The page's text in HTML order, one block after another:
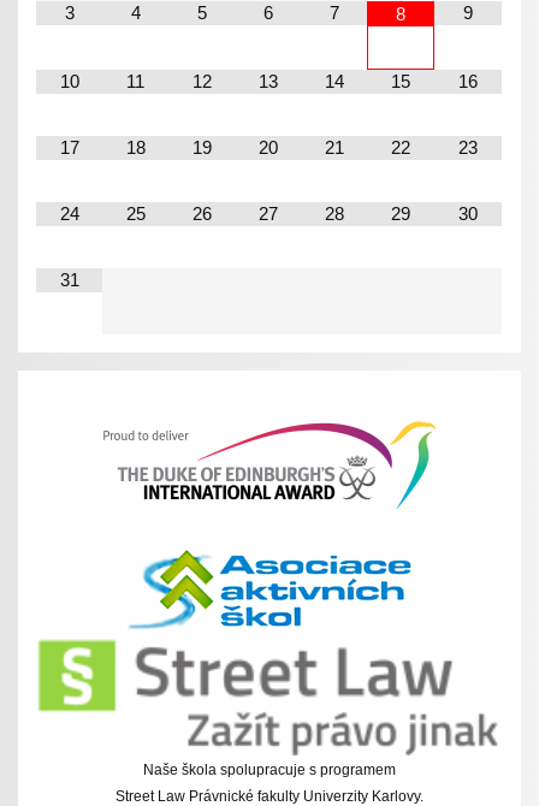
3 4 5 6 7 8 9
10 11 12 13 14 15 16
17 18 19 20 21 22 23
24 25 26 27 28 29 30
31
Naše škola spolupracuje s programem
Street Law Právnické fakulty Univerzity Karlovy.